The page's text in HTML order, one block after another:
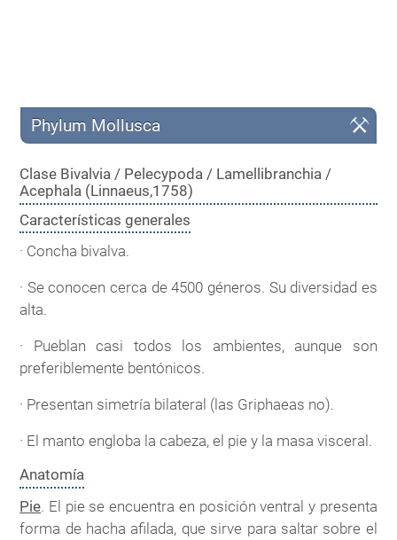
Phylum Mollusca
Clase Bivalvia / Pelecypoda / Lamellibranchia /
Acephala (Linnaeus,1758)
Características generales
· Concha bivalva.
· Se conocen cerca de 4500 géneros. Su diversidad es
alta.
· Pueblan casi todos los ambientes, aunque son
preferiblemente bentónicos.
· Presentan simetría bilateral (las Griphaeas no).
· El manto engloba la cabeza, el pie y la masa visceral.
Anatomía
Pie. El pie se encuentra en posición ventral y presenta
forma de hacha afilada, que sirve para saltar sobre el